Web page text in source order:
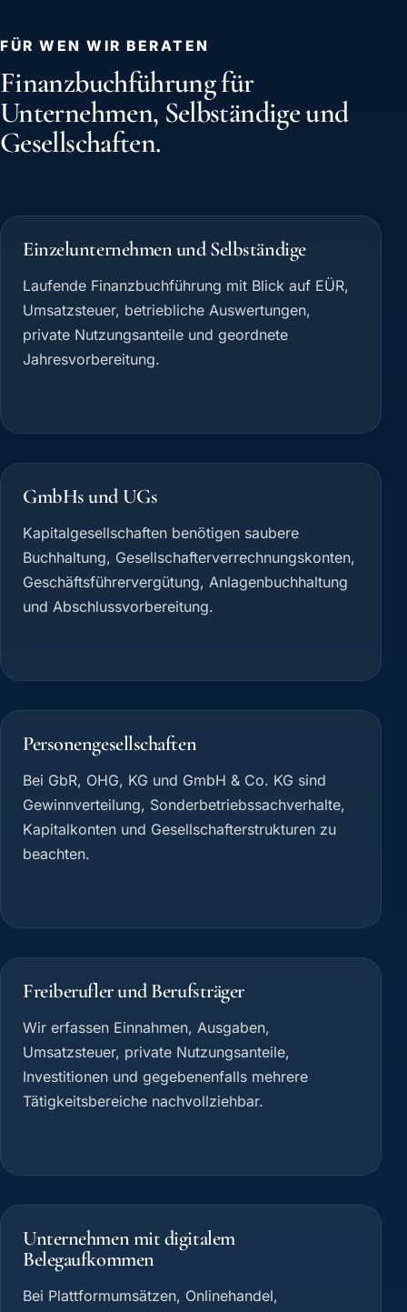
FÜR WEN WIR BERATEN
Finanzbuchführung für
Unternehmen, Selbständige und
Gesellschaften.
Einzelunternehmen und Selbständige
Laufende Finanzbuchführung mit Blick auf EÜR,
Umsatzsteuer, betriebliche Auswertungen,
private Nutzungsanteile und geordnete
Jahresvorbereitung.
GmbHs und UGs
Kapitalgesellschaften benötigen saubere
Buchhaltung, Gesellschafterverrechnungskonten,
Geschäftsführervergütung, Anlagenbuchhaltung
und Abschlussvorbereitung.
Personengesellschaften
Bei GbR, OHG, KG und GmbH & Co. KG sind
Gewinnverteilung, Sonderbetriebssachverhalte,
Kapitalkonten und Gesellschafterstrukturen zu
beachten.
Freiberufler und Berufsträger
Wir erfassen Einnahmen, Ausgaben,
Umsatzsteuer, private Nutzungsanteile,
Investitionen und gegebenenfalls mehrere
Tätigkeitsbereiche nachvollziehbar.
Unternehmen mit digitalem
Belegaufkommen
Bei Plattformumsätzen, Onlinehandel,